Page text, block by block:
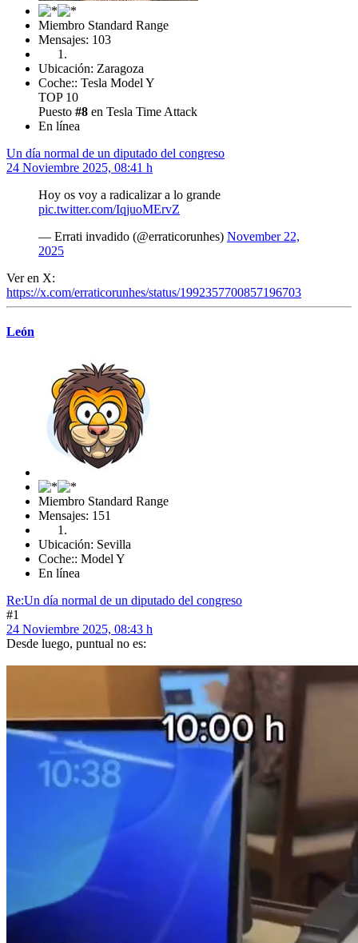
Miembro Standard Range
Mensajes: 103
Ubicación: Zaragoza
Coche:: Tesla Model Y
TOP 10
Puesto #8 en Tesla Time Attack
En línea
Un día normal de un diputado del congreso
24 Noviembre 2025, 08:41 h
Hoy os voy a radicalizar a lo grande
pic.twitter.com/IqjuoMErvZ
— Errati invadido (@erraticorunhes) November 22,
2025
Ver en X:
https://x.com/erraticorunhes/status/1992357700857196703
León
Miembro Standard Range
Mensajes: 151
Ubicación: Sevilla
Coche:: Model Y
En línea
Re:Un día normal de un diputado del congreso
#1
24 Noviembre 2025, 08:43 h
Desde luego, puntual no es: